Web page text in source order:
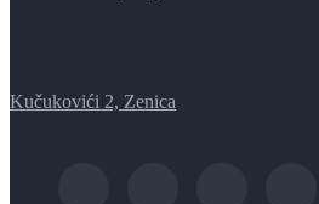
Kučukovići 2, Zenica